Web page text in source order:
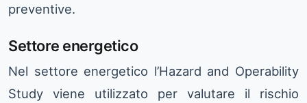
preventive.
Settore energetico
Nel settore energetico l’Hazard and Operability
Study viene utilizzato per valutare il rischio